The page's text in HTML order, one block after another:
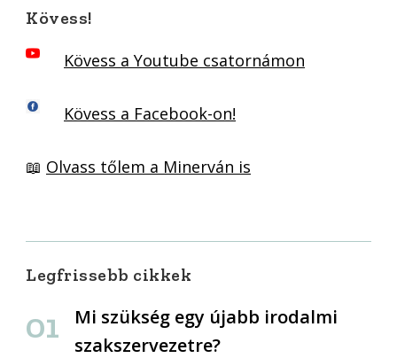
Kövess!
Kövess a Youtube csatornámon
Kövess a Facebook-on!
📖 Olvass tőlem a Minerván is
Legfrissebb cikkek
Mi szükség egy újabb irodalmi
szakszervezetre?